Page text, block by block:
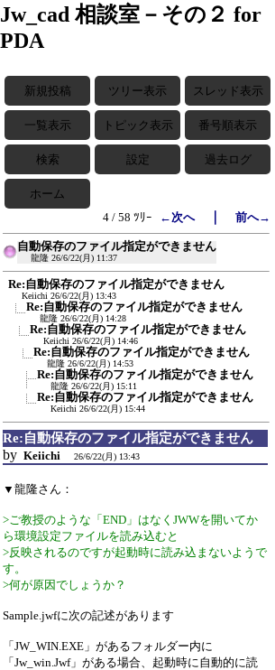
Jw_cad 相談室－その２ for
PDA
新規投稿 ツリー表示 スレッド表示
一覧表示 トピック表示 番号順表示
検索 設定 過去ログ
ホーム
4 / 58 ﾂﾘｰ
←次へ｜ 前へ→
自動保存のファイル指定ができません
龍隆 26/6/22(月) 11:37
Re:自動保存のファイル指定ができません
Keiichi 26/6/22(月) 13:43
Re:自動保存のファイル指定ができません
龍隆 26/6/22(月) 14:28
Re:自動保存のファイル指定ができません
Keiichi 26/6/22(月) 14:46
Re:自動保存のファイル指定ができません
龍隆 26/6/22(月) 14:53
Re:自動保存のファイル指定ができません
龍隆 26/6/22(月) 15:11
Re:自動保存のファイル指定ができません
Keiichi 26/6/22(月) 15:44
Re:自動保存のファイル指定ができません
by Keiichi 26/6/22(月) 13:43
▼龍隆さん：
>ご教授のような「END」はなくJWWを開いてか
ら環境設定ファイルを読み込むと
>反映されるのですが起動時に読み込まないようで
す。
>何が原因でしょうか？
Sample.jwfに次の記述があります
「JW_WIN.EXE」があるフォルダー内に
「Jw_win.Jwf」がある場合、起動時に自動的に読